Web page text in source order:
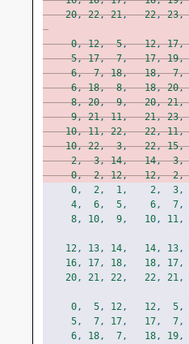
20, 22, 21, 22, 23,
0, 12, 5, 12, 17,
5, 17, 7, 17, 19,
6, 7, 18, 18, 7,
6, 18, 8, 18, 20,
8, 20, 9, 20, 21,
9, 21, 11, 21, 23,
10, 11, 22, 22, 11,
10, 22, 3, 22, 15,
2, 3, 14, 14, 3,
0, 2, 12, 12, 2,
0, 2, 1, 2, 3,
4, 6, 5, 6, 7,
8, 10, 9, 10, 11,
12, 13, 14, 14, 13,
16, 17, 18, 18, 17,
20, 21, 22, 22, 21,
0, 5, 12, 12, 5,
5, 7, 17, 17, 7,
6, 18, 7, 18, 19,